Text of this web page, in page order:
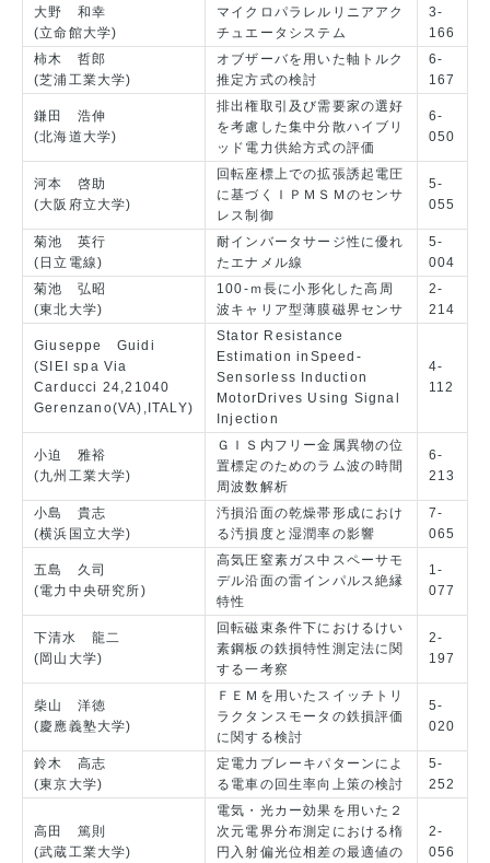
大野 和幸
(立命館大学)
マイクロパラレルリニアアク
チュエータシステム
3-
166
柿木 哲郎
(芝浦工業大学)
オブザーバを用いた軸トルク
推定方式の検討
6-
167
鎌田 浩伸
(北海道大学)
排出権取引及び需要家の選好
を考慮した集中分散ハイブリ
ッド電力供給方式の評価
6-
050
河本 啓助
(大阪府立大学)
回転座標上での拡張誘起電圧
に基づくＩＰＭＳＭのセンサ
レス制御
5-
055
菊池 英行
(日立電線)
耐インバータサージ性に優れ
たエナメル線
5-
004
菊池 弘昭
(東北大学)
100-ｍ長に小形化した高周
波キャリア型薄膜磁界センサ
2-
214
Giuseppe Guidi
(SIEI spa Via
Carducci 24,21040
Gerenzano(VA),ITALY)
Stator Resistance
Estimation inSpeed-
Sensorless Induction
MotorDrives Using Signal
Injection
4-
112
小迫 雅裕
(九州工業大学)
ＧＩＳ内フリー金属異物の位
置標定のためのラム波の時間
周波数解析
6-
213
小島 貴志
(横浜国立大学)
汚損沿面の乾燥帯形成におけ
る汚損度と湿潤率の影響
7-
065
五島 久司
(電力中央研究所)
高気圧窒素ガス中スペーサモ
デル沿面の雷インパルス絶縁
特性
1-
077
下清水 龍二
(岡山大学)
回転磁束条件下におけるけい
素鋼板の鉄損特性測定法に関
する一考察
2-
197
柴山 洋徳
(慶應義塾大学)
ＦＥＭを用いたスイッチトリ
ラクタンスモータの鉄損評価
に関する検討
5-
020
鈴木 高志
(東京大学)
定電力ブレーキパターンによ
る電車の回生率向上策の検討
5-
252
高田 篤則
(武蔵工業大学)
電気・光カー効果を用いた２
次元電界分布測定における楕
円入射偏光位相差の最適値の
2-
056